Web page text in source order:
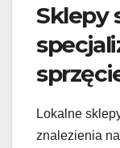
Sklepy
Lokalne
znalezienia